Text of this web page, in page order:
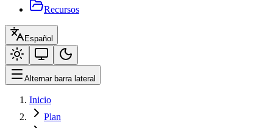
Recursos
Español
Alternar barra lateral
Inicio
Plan